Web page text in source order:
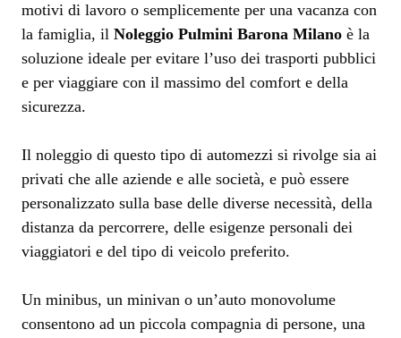
motivi di lavoro o semplicemente per una vacanza con
la famiglia, il Noleggio Pulmini Barona Milano è la
soluzione ideale per evitare l’uso dei trasporti pubblici
e per viaggiare con il massimo del comfort e della
sicurezza.
Il noleggio di questo tipo di automezzi si rivolge sia ai
privati che alle aziende e alle società, e può essere
personalizzato sulla base delle diverse necessità, della
distanza da percorrere, delle esigenze personali dei
viaggiatori e del tipo di veicolo preferito.
Un minibus, un minivan o un’auto monovolume
consentono ad un piccola compagnia di persone, una